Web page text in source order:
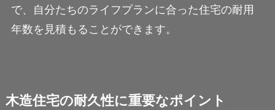
で、自分たちのライフプランに合った住宅の耐用
年数を見積もることができます。
木造住宅の耐久性に重要なポイント